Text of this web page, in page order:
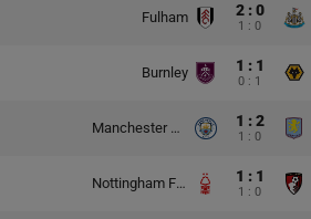
Fulham 2 : 0
1 : 0
Burnley 1 : 1
0 : 1
Manchester City 1 : 2
1 : 0
Nottingham Forest 1 : 1
1 : 0